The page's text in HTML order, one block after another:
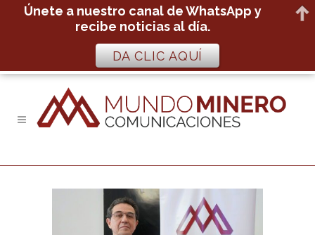
Únete a nuestro canal de WhatsApp y
recibe noticias al día.
DA CLIC AQUÍ